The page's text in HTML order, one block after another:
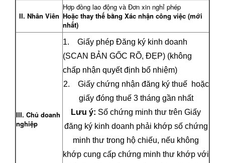
II. Nhân Viên
Hợp đồng lao động và Đơn xin nghỉ phép
Hoặc thay thế bằng Xác nhận công việc (mới
nhất)
III. Chủ doanh
nghiệp
1. Giấy phép Đăng ký kinh doanh
(SCAN BẢN GỐC RÕ, ĐẸP) (không
chấp nhận quyết định bổ nhiệm)
2. Giấy chứng nhận đăng ký thuế hoặc
giấy đóng thuế 3 tháng gần nhất
Lưu ý: Số chứng minh thư trên Giấy
đăng ký kinh doanh phải khớp số chứng
minh thư trong hộ chiếu, nếu không
khớp cung cấp chứng minh thư khớp với